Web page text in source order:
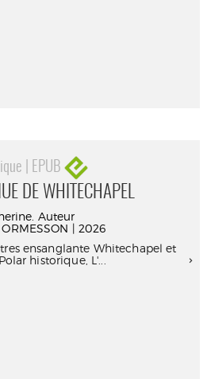
| EPUB
DE WHITECHAPEL
Auteur
| 2026
ensanglante Whitechapel et
historique, L'...